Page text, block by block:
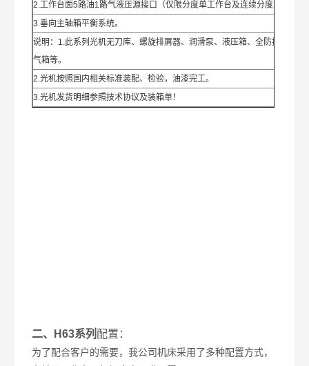
2.工作台面5路油1路气液压源接口（仅限分度单工作台及连续分度单工作台
3.垂向主轴箱平衡系统。
说明：1.此系列光机无刀库、螺旋排屑器、润滑泵、液压箱、全防护、电气
气箱等。
2.光机按照国内相关标准装配、检验，油漆完工。
3.光机发货明细参照技术协议及装箱单！
二、H63系列 配置：
为了配合客户的需要，我公司机床采用了多种配置方式，